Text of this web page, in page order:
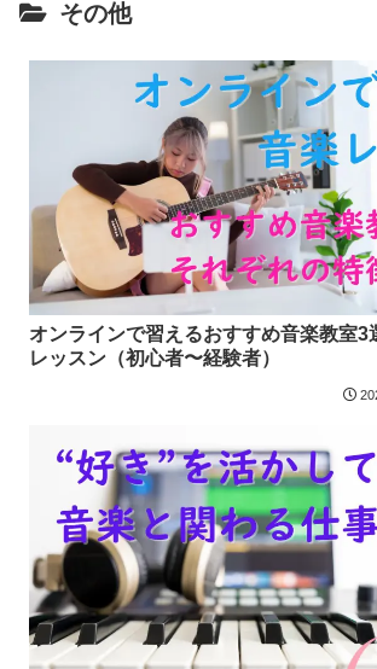
その他
オンラインで習えるおすすめ音楽教室3
レッスン（初心者〜経験者）